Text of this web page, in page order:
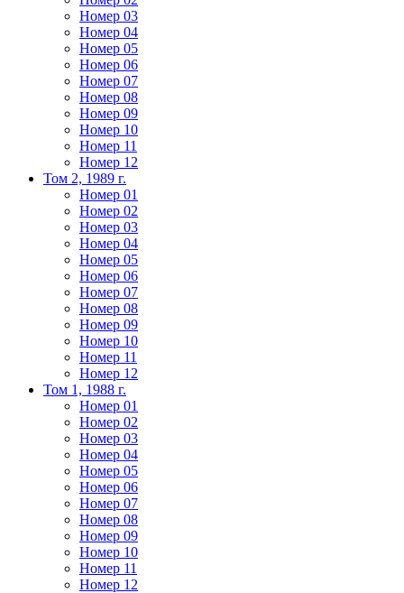
Номер 03
Номер 04
Номер 05
Номер 06
Номер 07
Номер 08
Номер 09
Номер 10
Номер 11
Номер 12
Том 2, 1989 г.
Номер 01
Номер 02
Номер 03
Номер 04
Номер 05
Номер 06
Номер 07
Номер 08
Номер 09
Номер 10
Номер 11
Номер 12
Том 1, 1988 г.
Номер 01
Номер 02
Номер 03
Номер 04
Номер 05
Номер 06
Номер 07
Номер 08
Номер 09
Номер 10
Номер 11
Номер 12